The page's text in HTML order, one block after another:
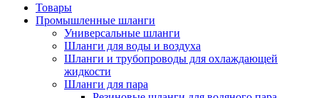
Товары
Промышленные шланги
Универсальные шланги
Шланги для воды и воздуха
Шланги и трубопроводы для охлаждающей
жидкости
Шланги для пара